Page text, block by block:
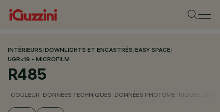
INTÉRIEURS/DOWNLIGHTS ET ENCASTRÉS/EASY SPACE/
UGR<19 - MICROFILM
R485
COULEUR DONNÉES TECHNIQUES DONNÉES PHOTOMÉTRIQUES